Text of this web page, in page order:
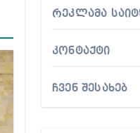
რეკლამა
კონტაქტი
ჩვენ შესახებ